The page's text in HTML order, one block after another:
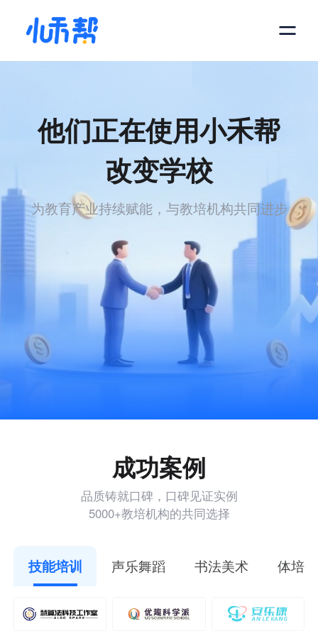
他们正在使用小禾帮
改变学校
为教育产业持续赋能，与教培机构共同进步
成功案例
品质铸就口碑，口碑见证实例
5000+教培机构的共同选择
技能培训 声乐舞蹈 书法美术 体培